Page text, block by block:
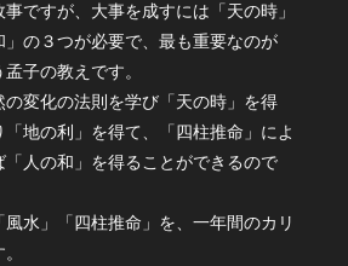
ですが、大事を成すには「天の時」
」の３つが必要で、最も重要なのが
子の教えです。
の変化の法則を学び「天の時」を得
地の利」を得て、「四柱推命」によ
「人の和」を得ることができるので
水」「四柱推命」を、一年間のカリ